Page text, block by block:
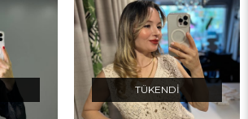
TÜKENDI